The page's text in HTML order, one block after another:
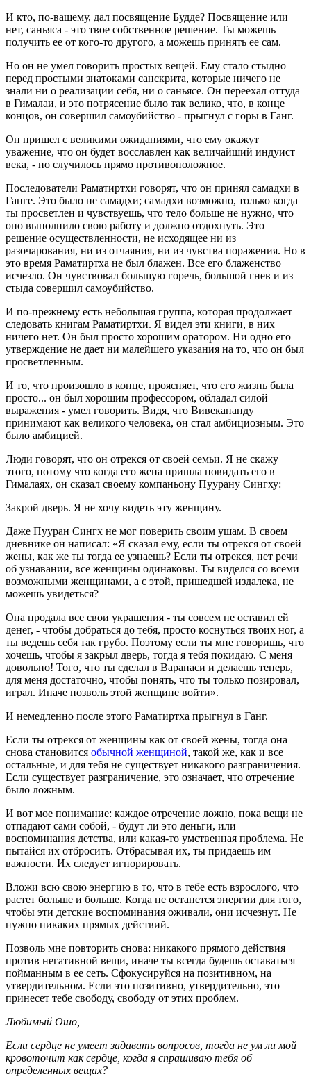
И кто, по-вашему, дал посвящение Будде? Посвящение или
нет, саньяса - это твое собственное решение. Ты можешь
получить ее от кого-то другого, а можешь принять ее сам.
Но он не умел говорить простых вещей. Ему стало стыдно
перед простыми знатоками санскрита, которые ничего не
знали ни о реализации себя, ни о саньясе. Он переехал оттуда
в Гималаи, и это потрясение было так велико, что, в конце
концов, он совершил самоубийство - прыгнул с горы в Ганг.
Он пришел с великими ожиданиями, что ему окажут
уважение, что он будет восславлен как величайший индуист
века, - но случилось прямо противоположное.
Последователи Раматиртхи говорят, что он принял самадхи в
Ганге. Это было не самадхи; самадхи возможно, только когда
ты просветлен и чувствуешь, что тело больше не нужно, что
оно выполнило свою работу и должно отдохнуть. Это
решение осуществленности, не исходящее ни из
разочарования, ни из отчаяния, ни из чувства поражения. Но в
это время Раматиртха не был блажен. Все его блаженство
исчезло. Он чувствовал большую горечь, большой гнев и из
стыда совершил самоубийство.
И по-прежнему есть небольшая группа, которая продолжает
следовать книгам Раматиртхи. Я видел эти книги, в них
ничего нет. Он был просто хорошим оратором. Ни одно его
утверждение не дает ни малейшего указания на то, что он был
просветленным.
И то, что произошло в конце, проясняет, что его жизнь была
просто... он был хорошим профессором, обладал силой
выражения - умел говорить. Видя, что Вивекананду
принимают как великого человека, он стал амбициозным. Это
было амбицией.
Люди говорят, что он отрекся от своей семьи. Я не скажу
этого, потому что когда его жена пришла повидать его в
Гималаях, он сказал своему компаньону Пуурану Сингху:
Закрой дверь. Я не хочу видеть эту женщину.
Даже Пууран Сингх не мог поверить своим ушам. В своем
дневнике он написал: «Я сказал ему, если ты отрекся от своей
жены, как же ты тогда ее узнаешь? Если ты отрекся, нет речи
об узнавании, все женщины одинаковы. Ты виделся со всеми
возможными женщинами, а с этой, пришедшей издалека, не
можешь увидеться?
Она продала все свои украшения - ты совсем не оставил ей
денег, - чтобы добраться до тебя, просто коснуться твоих ног, а
ты ведешь себя так грубо. Поэтому если ты мне говоришь, что
хочешь, чтобы я закрыл дверь, тогда я тебя покидаю. С меня
довольно! Того, что ты сделал в Варанаси и делаешь теперь,
для меня достаточно, чтобы понять, что ты только позировал,
играл. Иначе позволь этой женщине войти».
И немедленно после этого Раматиртха прыгнул в Ганг.
Если ты отрекся от женщины как от своей жены, тогда она
снова становится обычной женщиной, такой же, как и все
остальные, и для тебя не существует никакого разграничения.
Если существует разграничение, это означает, что отречение
было ложным.
И вот мое понимание: каждое отречение ложно, пока вещи не
отпадают сами собой, - будут ли это деньги, или
воспоминания детства, или какая-то умственная проблема. Не
пытайся их отбросить. Отбрасывая их, ты придаешь им
важности. Их следует игнорировать.
Вложи всю свою энергию в то, что в тебе есть взрослого, что
растет больше и больше. Когда не останется энергии для того,
чтобы эти детские воспоминания оживали, они исчезнут. Не
нужно никаких прямых действий.
Позволь мне повторить снова: никакого прямого действия
против негативной вещи, иначе ты всегда будешь оставаться
пойманным в ее сеть. Сфокусируйся на позитивном, на
утвердительном. Если это позитивно, утвердительно, это
принесет тебе свободу, свободу от этих проблем.
Любимый Ошо,
Если сердце не умеет задавать вопросов, тогда не ум ли мой
кровоточит как сердце, когда я спрашиваю тебя об
определенных вещах?